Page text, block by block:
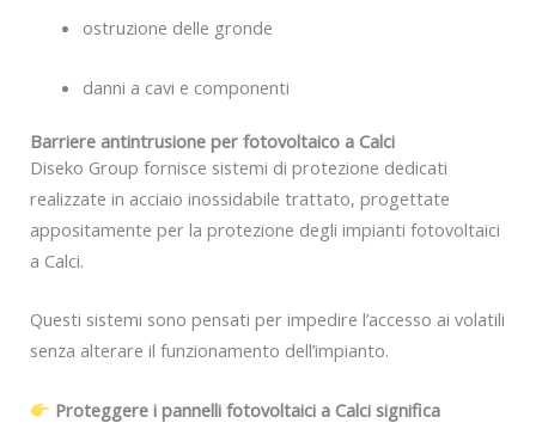
ostruzione delle gronde
danni a cavi e componenti
Barriere antintrusione per fotovoltaico a Calci
Diseko Group fornisce sistemi di protezione dedicati
realizzate in acciaio inossidabile trattato, progettate
appositamente per la protezione degli impianti fotovoltaici
a Calci.
Questi sistemi sono pensati per impedire l’accesso ai volatili
senza alterare il funzionamento dell’impianto.
Proteggere i pannelli fotovoltaici a Calci significa